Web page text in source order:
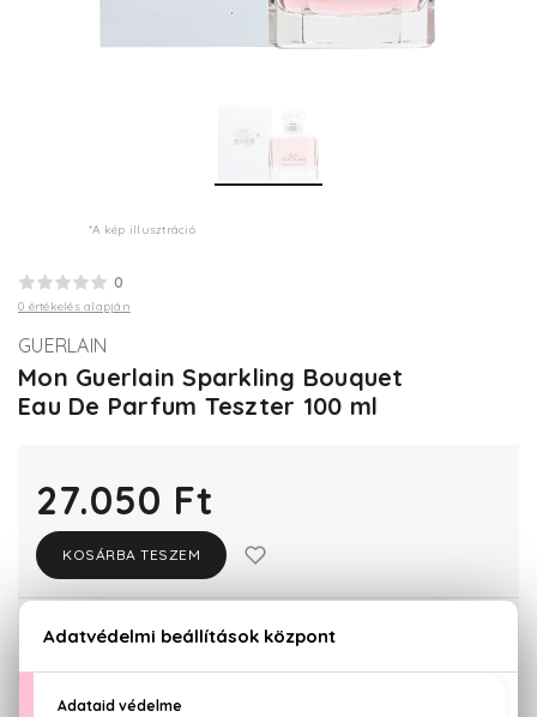
*A kép illusztráció
0
0 értékelés alapján
GUERLAIN
Mon Guerlain Sparkling Bouquet
Eau De Parfum Teszter 100 ml
27.050 Ft
KOSÁRBA TESZEM
KISZERELÉS KIVÁLASZTÁSA